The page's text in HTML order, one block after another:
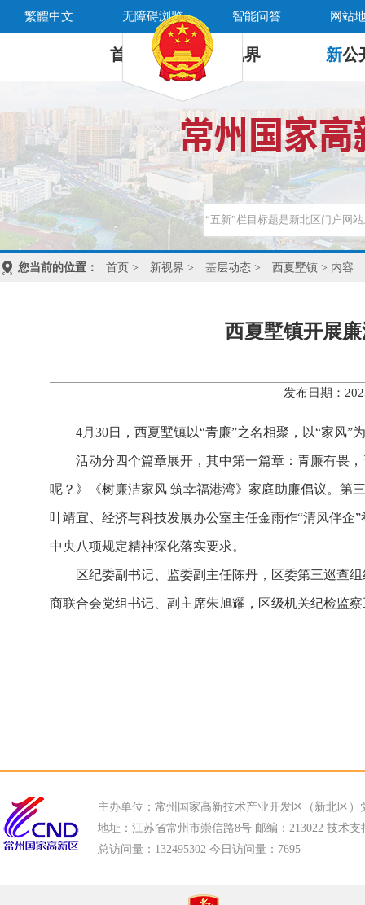
繁體中文 无障碍浏览 智能问答 网站
首 页 新 视界 新公
您当前的位置： 首页 > 新视界 > 基层动态 > 西夏墅镇 > 内容
西夏墅镇开展
发布日期：
4月30日，西夏墅镇以“青廉”之名相聚，以“家风”
活动分四个篇章展开，其中第一篇章：青廉有畏
呢？》《树廉洁家风 筑幸福港湾》家庭助廉倡议。第
叶靖宜、经济与科技发展办公室主任金雨作“清风伴
中央八项规定精神深化落实要求。
区纪委副书记、监委副主任陈丹，区委第三巡查
商联合会党组书记、副主席朱旭耀，区级机关纪检监
主办单位：常州国家高新技术产业开发区（新北区）
地址：江苏省常州市崇信路8号 邮编：213022 技术支
总访问量： 132495302 今日访问量： 7695